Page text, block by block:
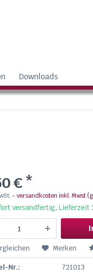
Downloads
€ *
- versandkosten inkl. Mwst
versandfertig, Lieferzeit
Merken
Nr.: 721013